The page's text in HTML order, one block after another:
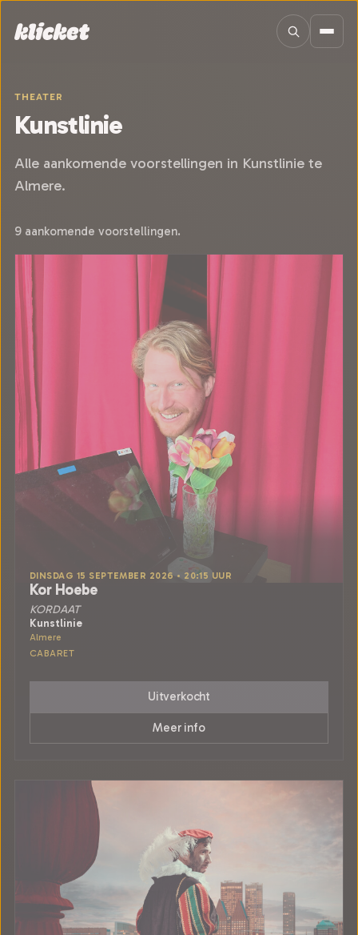
THEATER
Kunstlinie
Alle aankomende voorstellingen in Kunstlinie te
Almere.
9 aankomende voorstellingen.
DINSDAG 15 SEPTEMBER 2026 • 20:15 UUR
Kor Hoebe
KORDAAT
Kunstlinie
Almere
CABARET
Uitverkocht
Meer info